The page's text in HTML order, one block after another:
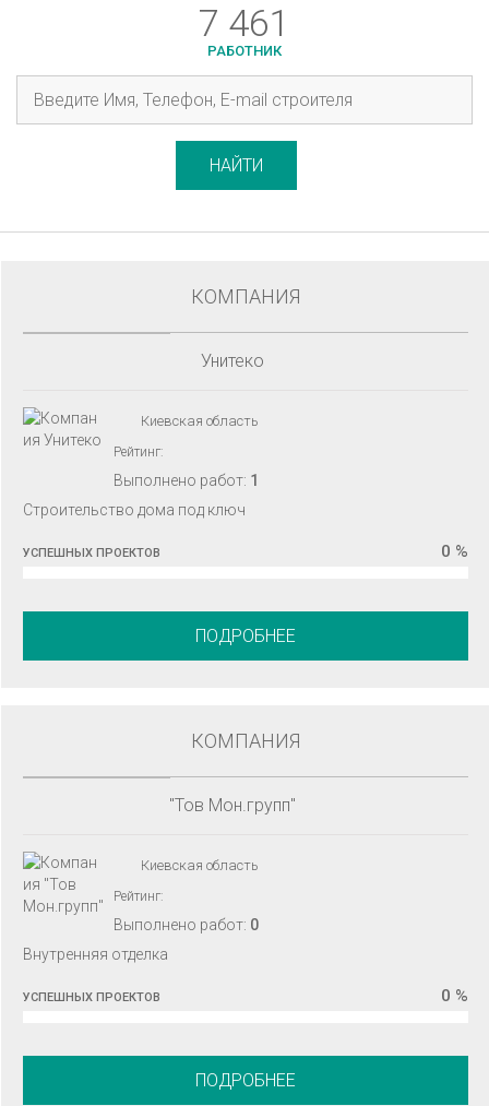
7 461
РАБОТНИК
НАЙТИ
КОМПАНИЯ
Унитеко
Киевская область
Рейтинг:
Выполнено работ: 1
Строительство дома под ключ
0 %
УСПЕШНЫХ ПРОЕКТОВ
ПОДРОБНЕЕ
КОМПАНИЯ
"Тов Мон.групп"
Киевская область
Рейтинг:
Выполнено работ: 0
Внутренняя отделка
0 %
УСПЕШНЫХ ПРОЕКТОВ
ПОДРОБНЕЕ